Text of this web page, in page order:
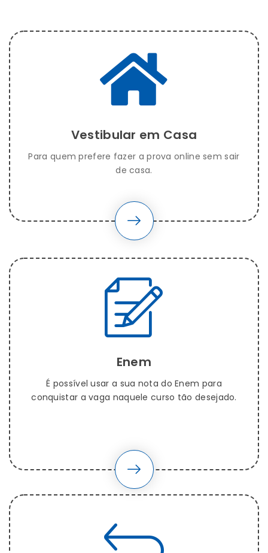
Vestibular em Casa
Para quem prefere fazer a prova online sem sair
de casa.
Enem
É possível usar a sua nota do Enem para
conquistar a vaga naquele curso tão desejado.